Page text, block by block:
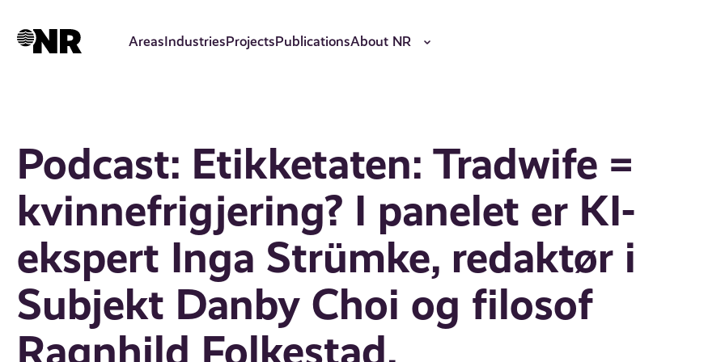
AreasIndustriesProjectsPublicationsAbout NR
Podcast: Etikketaten: Tradwife =
kvinnefrigjering? I panelet er KI-
ekspert Inga Strümke, redaktør i
Subjekt Danby Choi og filosof
Ragnhild Folkestad.